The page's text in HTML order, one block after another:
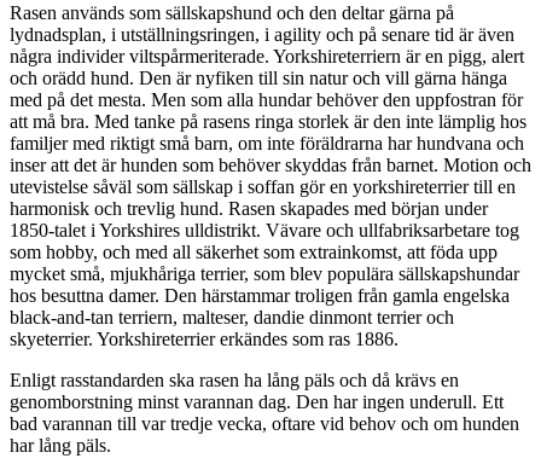
Rasen används som sällskapshund och den deltar gärna på
lydnadsplan, i utställningsringen, i agility och på senare tid är även
några individer viltspårmeriterade. Yorkshireterriern är en pigg, alert
och orädd hund. Den är nyfiken till sin natur och vill gärna hänga
med på det mesta. Men som alla hundar behöver den uppfostran för
att må bra. Med tanke på rasens ringa storlek är den inte lämplig hos
familjer med riktigt små barn, om inte föräldrarna har hundvana och
inser att det är hunden som behöver skyddas från barnet. Motion och
utevistelse såväl som sällskap i soffan gör en yorkshireterrier till en
harmonisk och trevlig hund. Rasen skapades med början under
1850-talet i Yorkshires ulldistrikt. Vävare och ullfabriksarbetare tog
som hobby, och med all säkerhet som extrainkomst, att föda upp
mycket små, mjukhåriga terrier, som blev populära sällskapshundar
hos besuttna damer. Den härstammar troligen från gamla engelska
black-and-tan terriern, malteser, dandie dinmont terrier och
skyeterrier. Yorkshireterrier erkändes som ras 1886.
Enligt rasstandarden ska rasen ha lång päls och då krävs en
genomborstning minst varannan dag. Den har ingen underull. Ett
bad varannan till var tredje vecka, oftare vid behov och om hunden
har lång päls.